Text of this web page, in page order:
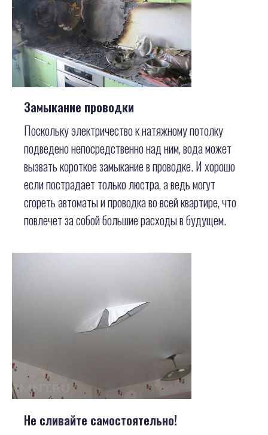
Замыкание проводки
Поскольку электричество к натяжному потолку
подведено непосредственно над ним, вода может
вызвать короткое замыкание в проводке. И хорошо
если пострадает только люстра, а ведь могут
сгореть автоматы и проводка во всей квартире, что
повлечет за собой большие расходы в будущем.
Не сливайте самостоятельно!